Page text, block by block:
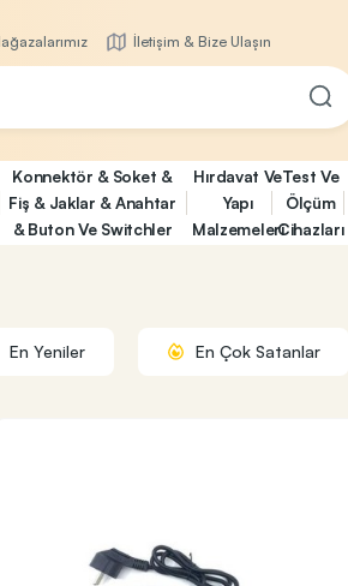
İletişim & Bize Ulaşın
Konnektör & Soket &
Fiş & Jaklar & Anahtar
& Buton Ve Switchler
Hırdavat Ve
Yapı
Malzemeleri
Test Ve
Ölçüm
Cihazları
En Çok Satanlar
En Yeniler